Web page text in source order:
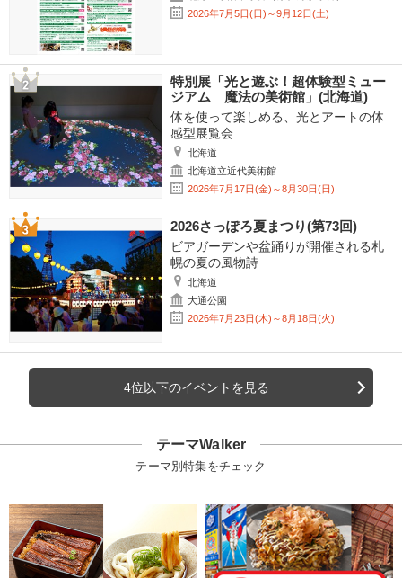
2026年7月5日(日)～9月12日(土)
特別展「光と遊ぶ！超体験型ミュー
ジアム 魔法の美術館」(北海道)
体を使って楽しめる、光とアートの体
感型展覧会
北海道
北海道立近代美術館
2026年7月17日(金)～8月30日(日)
2026さっぽろ夏まつり(第73回)
ビアガーデンや盆踊りが開催される札
幌の夏の風物詩
北海道
大通公園
2026年7月23日(木)～8月18日(火)
4位以下のイベントを見る
テーマWalker
テーマ別特集をチェック